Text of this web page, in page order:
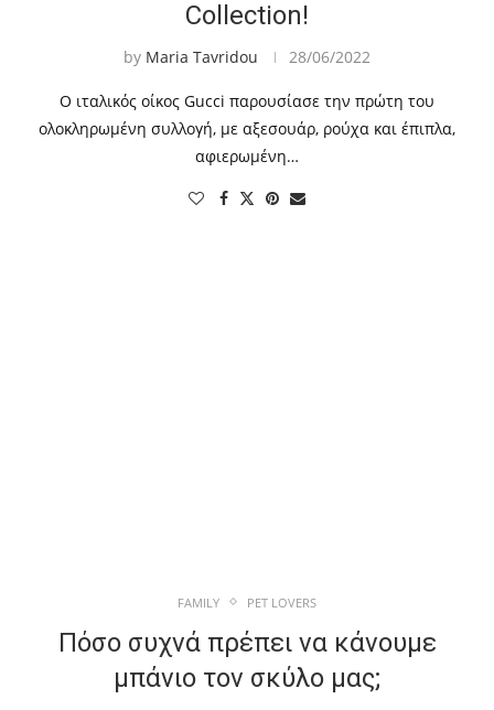
Collection!
by Maria Tavridou 28/06/2022
Ο ιταλικός οίκος Gucci παρουσίασε την πρώτη του
ολοκληρωμένη συλλογή, με αξεσουάρ, ρούχα και έπιπλα,
αφιερωμένη…
FAMILY PET LOVERS
Πόσο συχνά πρέπει να κάνουμε
μπάνιο τον σκύλο μας;